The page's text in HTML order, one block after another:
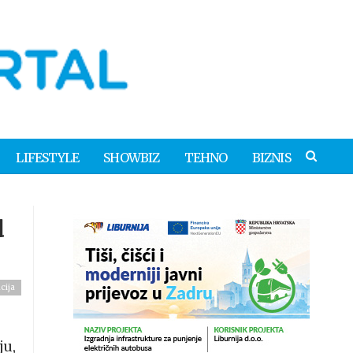
LIFESTYLE SHOWBIZ TEHNO BIZNIS